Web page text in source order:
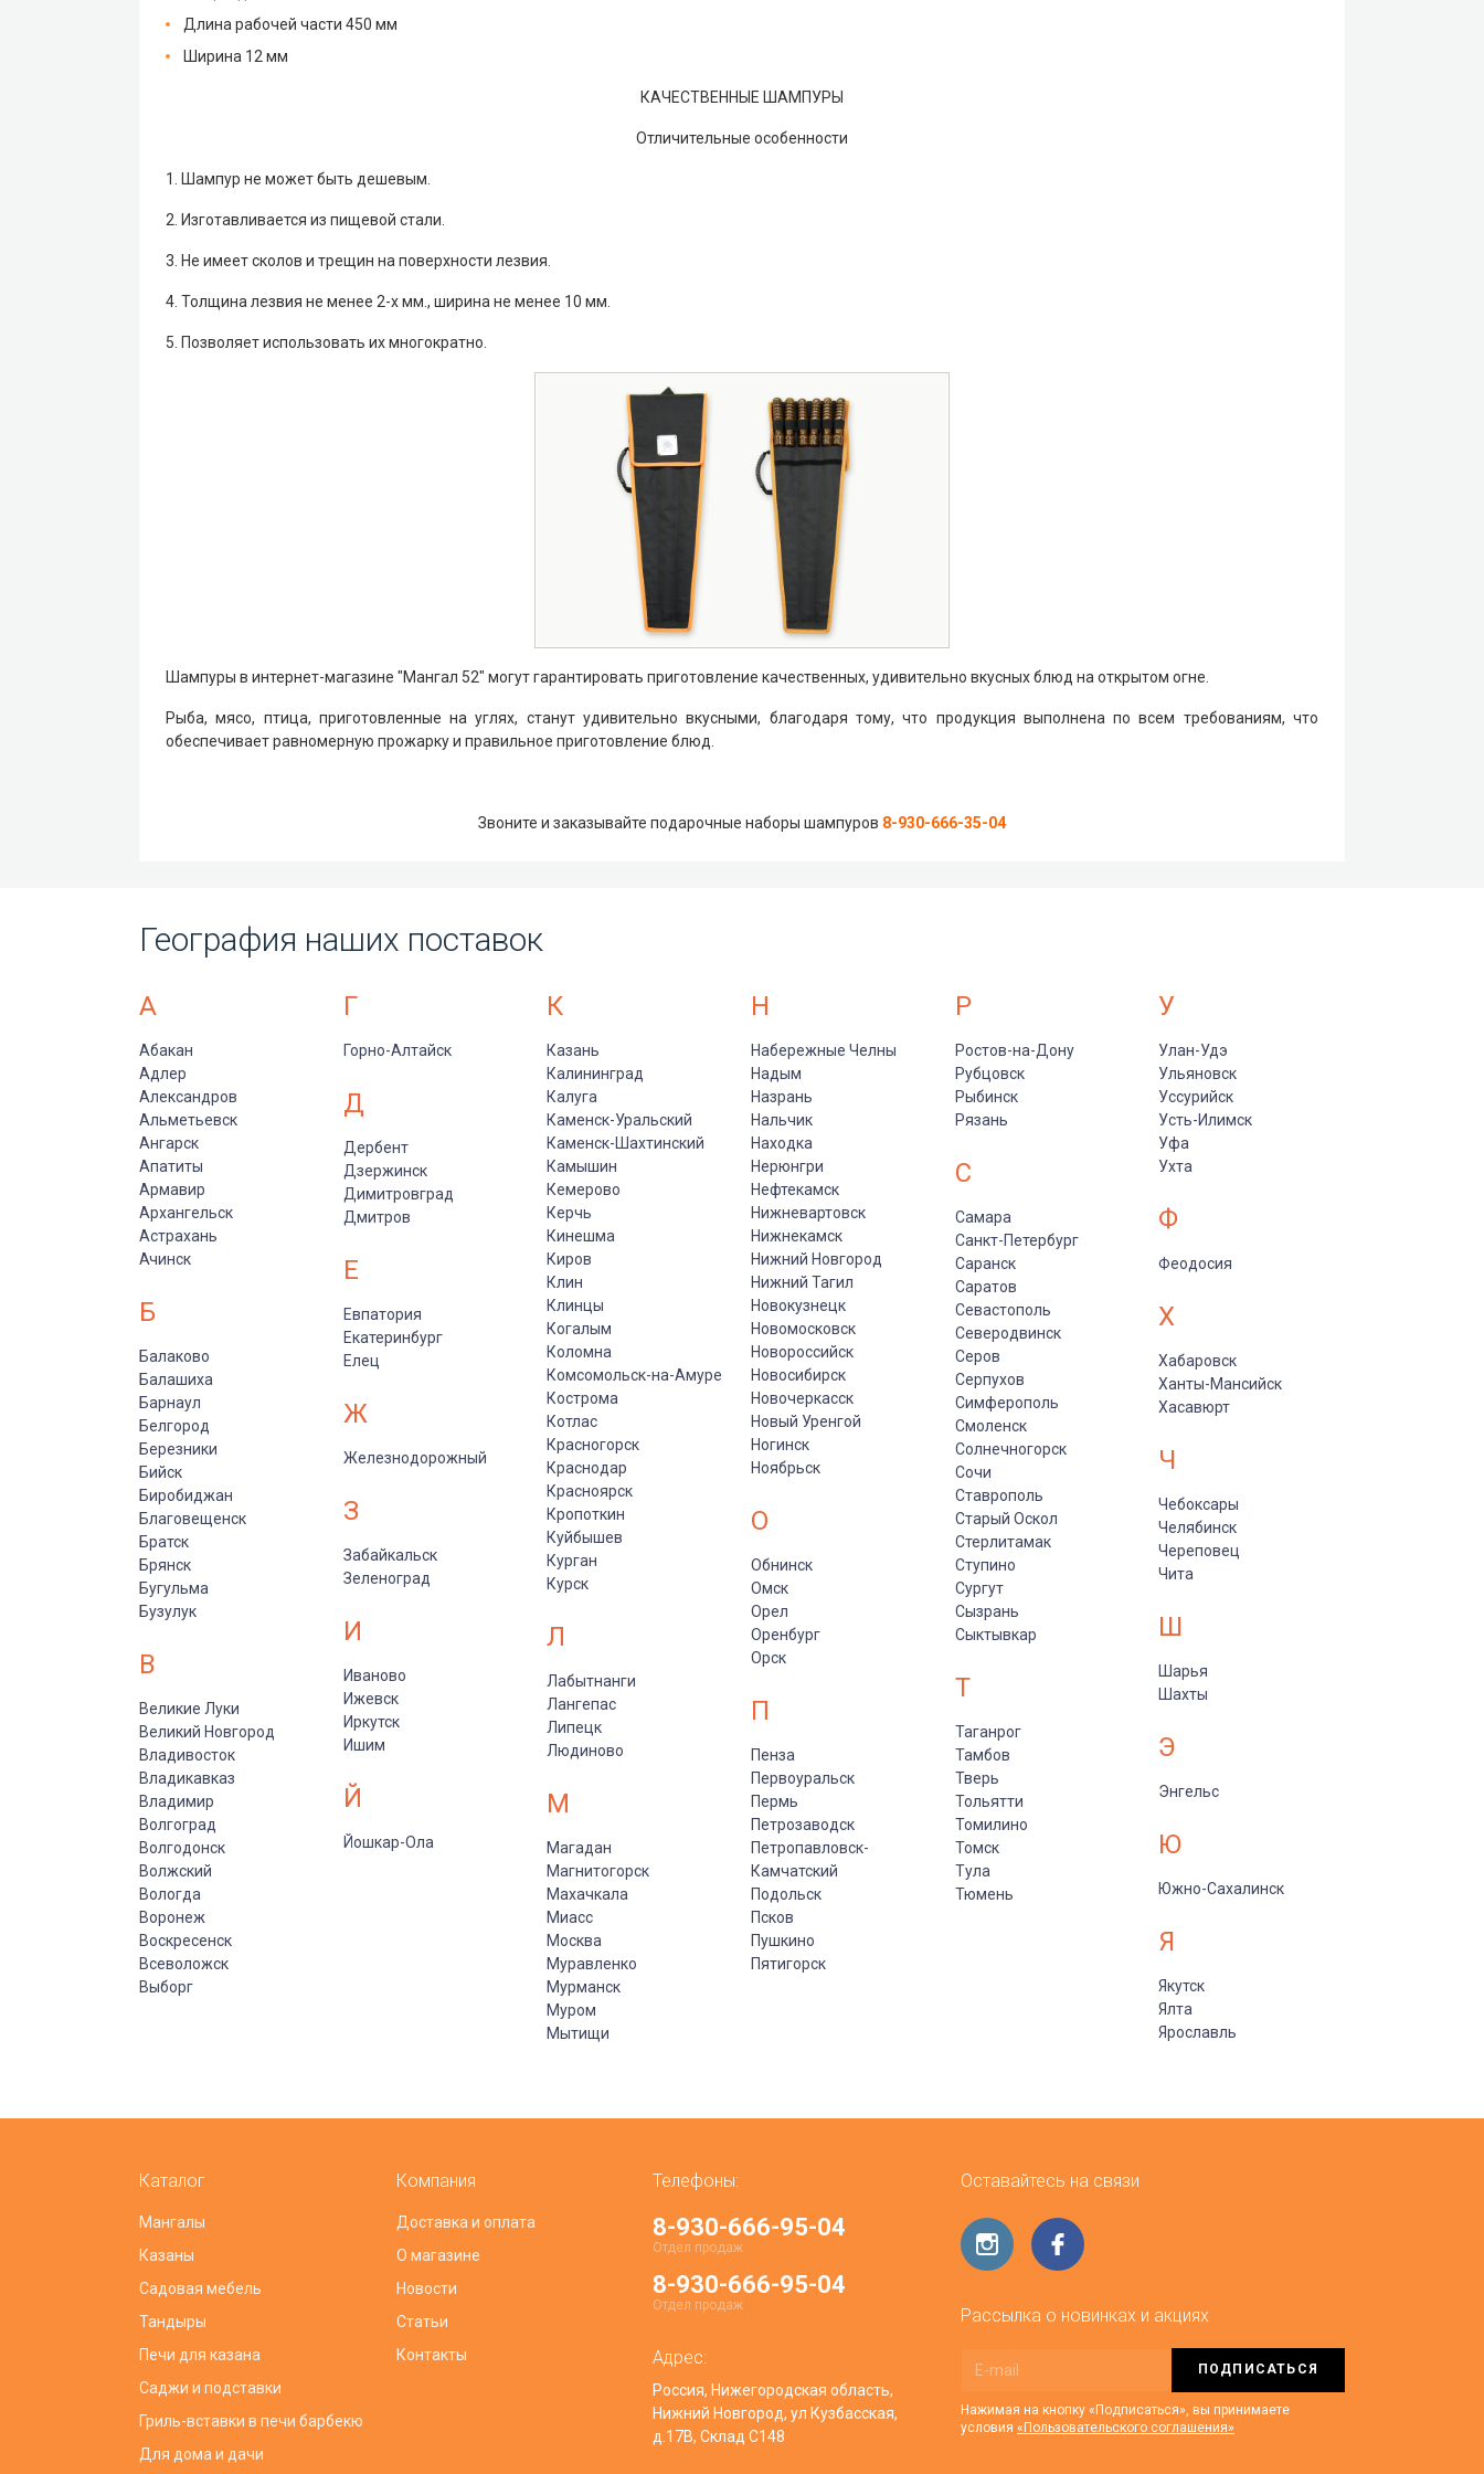
Длина рабочей части 450 мм
Ширина 12 мм
КАЧЕСТВЕННЫЕ ШАМПУРЫ
Отличительные особенности
1. Шампур не может быть дешевым.
2. Изготавливается из пищевой стали.
3. Не имеет сколов и трещин на поверхности лезвия.
4. Толщина лезвия не менее 2-х мм., ширина не менее 10 мм.
5. Позволяет использовать их многократно.
Шампуры в интернет-магазине "Мангал 52" могут гарантировать приготовление качественных, удивительно вкусных блюд на открытом огне.
Рыба, мясо, птица, приготовленные на углях, станут удивительно вкусными, благодаря тому, что продукция выполнена по всем требованиям, что
обеспечивает равномерную прожарку и правильное приготовление блюд.
Звоните и заказывайте подарочные наборы шампуров 8-930-666-35-04
География наших поставок
А
Абакан
Адлер
Александров
Альметьевск
Ангарск
Апатиты
Армавир
Архангельск
Астрахань
Ачинск
Б
Балаково
Балашиха
Барнаул
Белгород
Березники
Бийск
Биробиджан
Благовещенск
Братск
Брянск
Бугульма
Бузулук
В
Великие Луки
Великий Новгород
Владивосток
Владикавказ
Владимир
Волгоград
Волгодонск
Волжский
Вологда
Воронеж
Воскресенск
Всеволожск
Выборг
Г
Горно-Алтайск
Д
Дербент
Дзержинск
Димитровград
Дмитров
Е
Евпатория
Екатеринбург
Елец
Ж
Железнодорожный
З
Забайкальск
Зеленоград
И
Иваново
Ижевск
Иркутск
Ишим
Й
Йошкар-Ола
К
Казань
Калининград
Калуга
Каменск-Уральский
Каменск-Шахтинский
Камышин
Кемерово
Керчь
Кинешма
Киров
Клин
Клинцы
Когалым
Коломна
Комсомольск-на-Амуре
Кострома
Котлас
Красногорск
Краснодар
Красноярск
Кропоткин
Куйбышев
Курган
Курск
Л
Лабытнанги
Лангепас
Липецк
Людиново
М
Магадан
Магнитогорск
Махачкала
Миасс
Москва
Муравленко
Мурманск
Муром
Мытищи
Н
Набережные Челны
Надым
Назрань
Нальчик
Находка
Нерюнгри
Нефтекамск
Нижневартовск
Нижнекамск
Нижний Новгород
Нижний Тагил
Новокузнецк
Новомосковск
Новороссийск
Новосибирск
Новочеркасск
Новый Уренгой
Ногинск
Ноябрьск
О
Обнинск
Омск
Орел
Оренбург
Орск
П
Пенза
Первоуральск
Пермь
Петрозаводск
Петропавловск-
Камчатский
Подольск
Псков
Пушкино
Пятигорск
Р
Ростов-на-Дону
Рубцовск
Рыбинск
Рязань
С
Самара
Санкт-Петербург
Саранск
Саратов
Севастополь
Северодвинск
Серов
Серпухов
Симферополь
Смоленск
Солнечногорск
Сочи
Ставрополь
Старый Оскол
Стерлитамак
Ступино
Сургут
Сызрань
Сыктывкар
Т
Таганрог
Тамбов
Тверь
Тольятти
Томилино
Томск
Тула
Тюмень
У
Улан-Удэ
Ульяновск
Уссурийск
Усть-Илимск
Уфа
Ухта
Ф
Феодосия
Х
Хабаровск
Ханты-Мансийск
Хасавюрт
Ч
Чебоксары
Челябинск
Череповец
Чита
Ш
Шарья
Шахты
Э
Энгельс
Ю
Южно-Сахалинск
Я
Якутск
Ялта
Ярославль
Каталог
Мангалы
Казаны
Садовая мебель
Тандыры
Печи для казана
Саджи и подставки
Гриль-вставки в печи барбекю
Для дома и дачи
Компания
Доставка и оплата
О магазине
Новости
Статьи
Контакты
Телефоны:
8-930-666-95-04
Отдел продаж
8-930-666-95-04
Отдел продаж
Адрес:
Россия, Нижегородская область,
Нижний Новгород, ул Кузбасская,
д.17В, Склад С148
Оставайтесь на связи
Рассылка о новинках и акциях
ПОДПИСАТЬСЯ
Нажимая на кнопку «Подписаться», вы принимаете
условия «Пользовательского соглашения»